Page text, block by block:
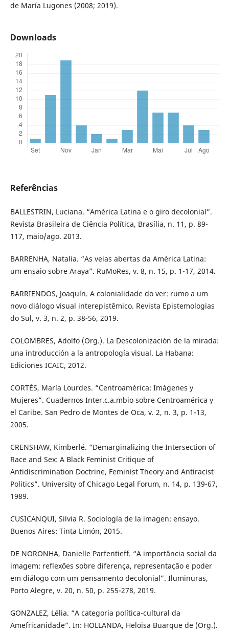
de María Lugones (2008; 2019).
Downloads
Referências
BALLESTRIN, Luciana. “América Latina e o giro decolonial”.
Revista Brasileira de Ciência Política, Brasília, n. 11, p. 89-
117, maio/ago. 2013.
BARRENHA, Natalia. “As veias abertas da América Latina:
um ensaio sobre Araya”. RuMoRes, v. 8, n. 15, p. 1-17, 2014.
BARRIENDOS, Joaquín. A colonialidade do ver: rumo a um
novo diálogo visual interepistêmico. Revista Epistemologias
do Sul, v. 3, n. 2, p. 38-56, 2019.
COLOMBRES, Adolfo (Org.). La Descolonización de la mirada:
una introducción a la antropología visual. La Habana:
Ediciones ICAIC, 2012.
CORTÉS, María Lourdes. “Centroamérica: Imágenes y
Mujeres”. Cuadernos Inter.c.a.mbio sobre Centroamérica y
el Caribe. San Pedro de Montes de Oca, v. 2, n. 3, p. 1-13,
2005.
CRENSHAW, Kimberlé. “Demarginalizing the Intersection of
Race and Sex: A Black Feminist Critique of
Antidiscrimination Doctrine, Feminist Theory and Antiracist
Politics”. University of Chicago Legal Forum, n. 14, p. 139-67,
1989.
CUSICANQUI, Silvia R. Sociología de la imagen: ensayo.
Buenos Aires: Tinta Limón, 2015.
DE NORONHA, Danielle Parfentieff. “A importância social da
imagem: reflexões sobre diferença, representação e poder
em diálogo com um pensamento decolonial”. Iluminuras,
Porto Alegre, v. 20, n. 50, p. 255-278, 2019.
GONZALEZ, Lélia. “A categoria política-cultural da
Amefricanidade”. In: HOLLANDA, Heloisa Buarque de (Org.).